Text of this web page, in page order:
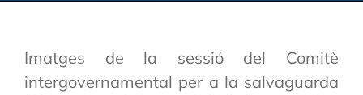
Imatges de la sessió del Comitè
intergovernamental per a la salvaguarda